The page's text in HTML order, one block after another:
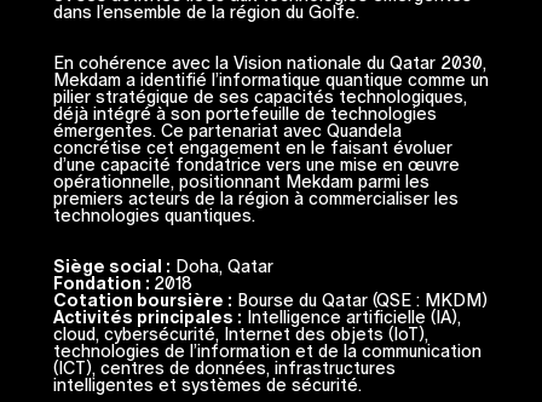
dans l’ensemble de la région du Golfe.
En cohérence avec la Vision nationale du Qatar 2030,
Mekdam a identifié l’informatique quantique comme un
pilier stratégique de ses capacités technologiques,
déjà intégré à son portefeuille de technologies
émergentes. Ce partenariat avec Quandela
concrétise cet engagement en le faisant évoluer
d’une capacité fondatrice vers une mise en œuvre
opérationnelle, positionnant Mekdam parmi les
premiers acteurs de la région à commercialiser les
technologies quantiques.
Siège social : Doha, Qatar
Fondation : 2018
Cotation boursière : Bourse du Qatar (QSE : MKDM)
Activités principales : Intelligence artificielle (IA),
cloud, cybersécurité, Internet des objets (IoT),
technologies de l’information et de la communication
(ICT), centres de données, infrastructures
intelligentes et systèmes de sécurité.